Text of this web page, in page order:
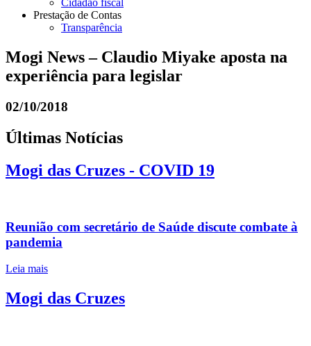
Cidadão fiscal
Prestação de Contas
Transparência
Mogi News – Claudio Miyake aposta na
experiência para legislar
02/10/2018
Últimas Notícias
Mogi das Cruzes - COVID 19
Reunião com secretário de Saúde discute combate à
pandemia
Leia mais
Mogi das Cruzes